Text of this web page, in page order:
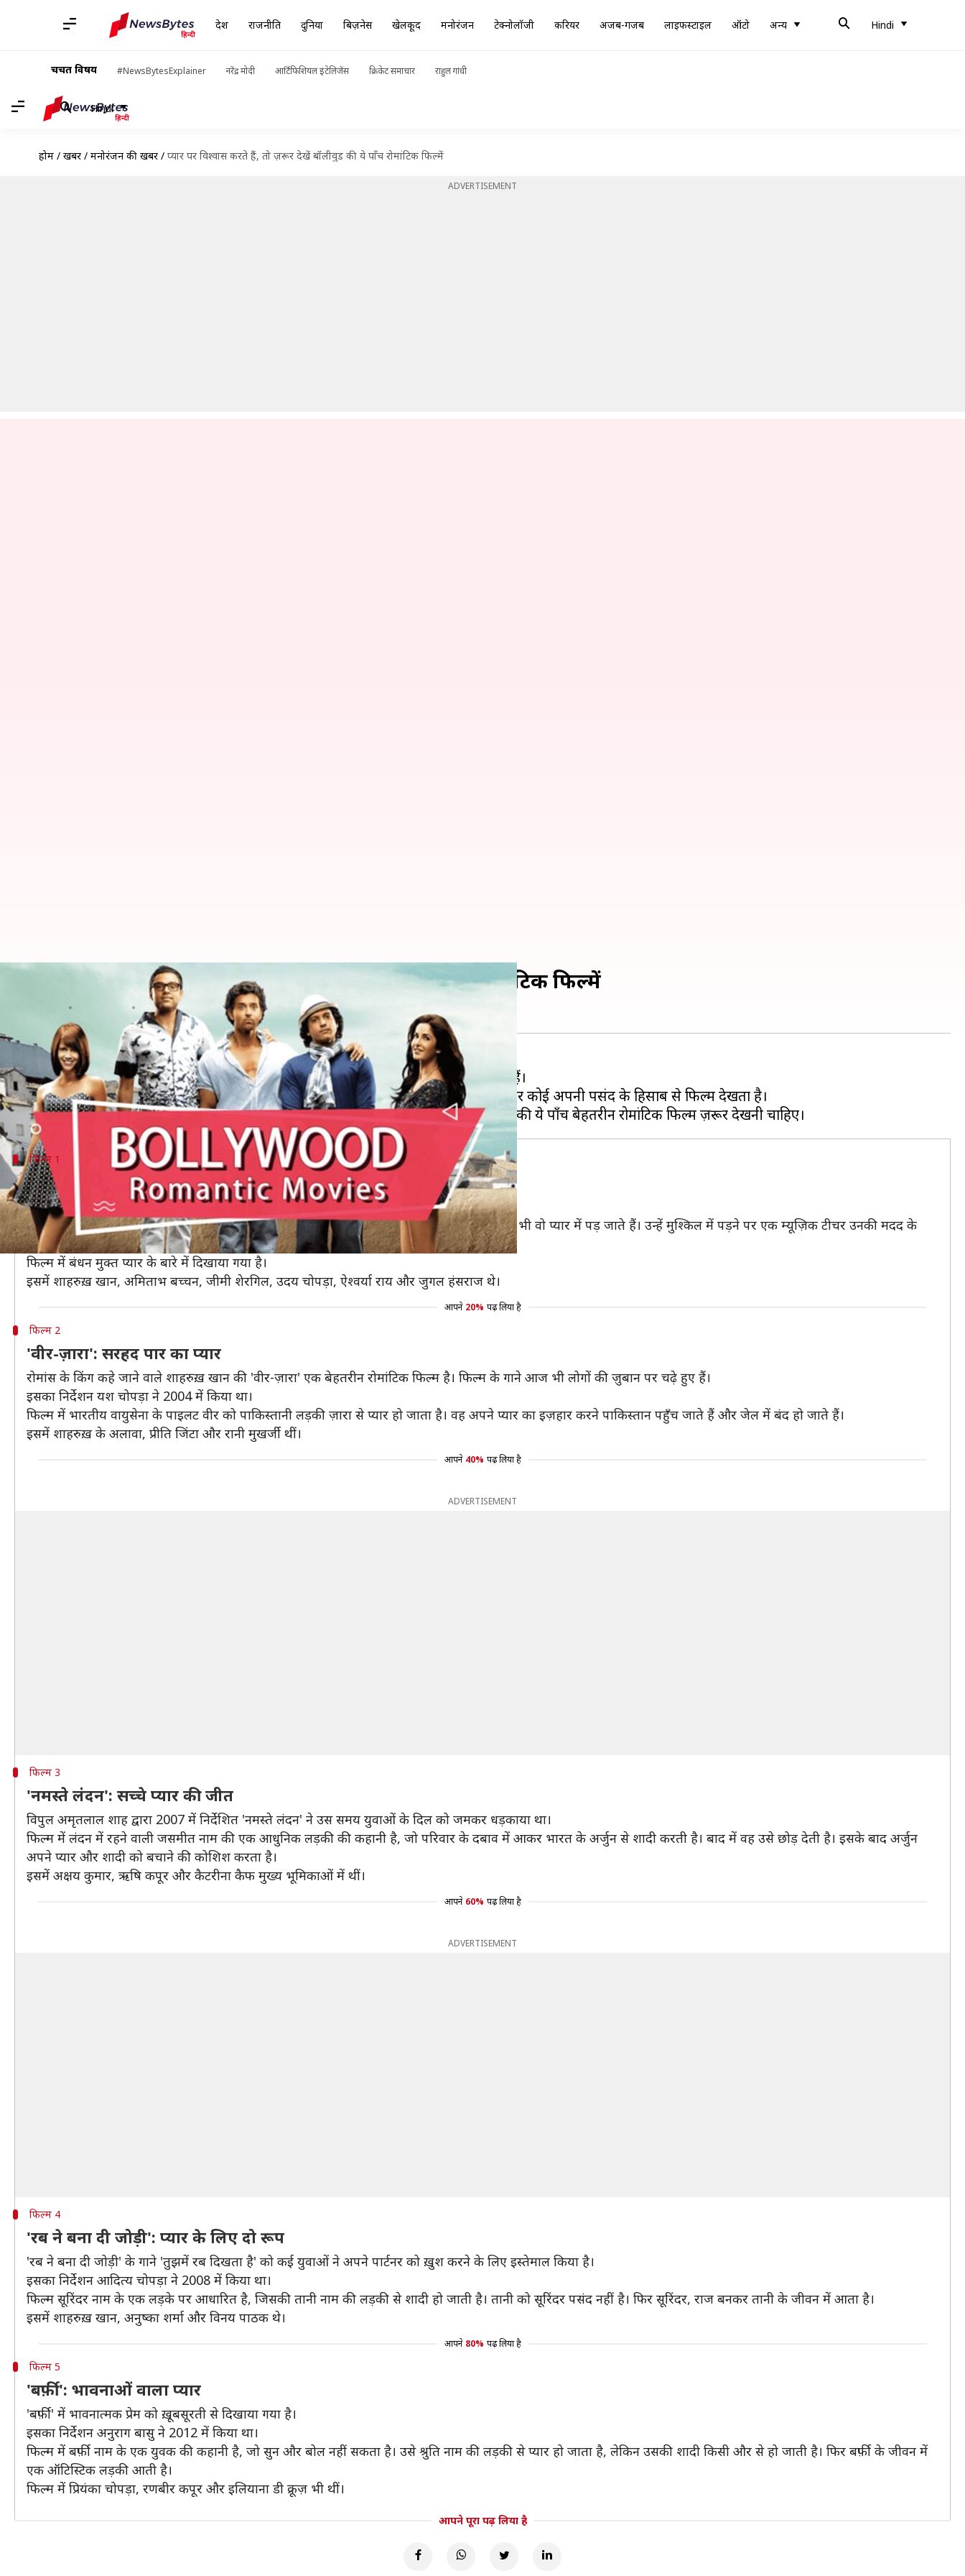
देश राजनीति दुनिया बिज़नेस खेलकूद मनोरंजन टेक्नोलॉजी करियर अजब-गजब लाइफस्टाइल ऑटो अन्य Hindi
चर्चित विषय #NewsBytesExplainer नरेंद्र मोदी आर्टिफिशियल इंटेलिजेंस क्रिकेट समाचार राहुल गांधी
Hindi
होम / खबरें / मनोरंजन की खबरें / प्यार पर विश्वास करते हैं, तो ज़रूर देखें बॉलीवुड की ये पाँच रोमांटिक फिल्में
ADVERTISEMENT
प्यार पर विश्वास करते हैं, तो ज़रूर देखें बॉलीवुड की ये पाँच रोमांटिक फिल्में
09:49 am
क्या है खबर?
बॉलीवुड में हर साल सैकड़ों फिल्में बनती हैं, उनमें से कुछ सुपरहिट होती हैं, तो कुछ फ़्लॉप हो जाती हैं।
बॉलीवुड में हर तरह की फिल्में जैसे रोमांटिक, ड्रामा, राजनीतिक, ऐक्शन और हॉरर फिल्में बनती हैं। हर कोई अपनी पसंद के हिसाब से फिल्में देखता है।
फिल्म 1
'मोहब्बतें': बंधनों को तोड़कर प्यार
'मोहब्बतें' का निर्देशन आदित्य चोपड़ा ने 2000 में किया था।
इसमें तीन छात्रों की कहानी है, जो गुरुकुल में पढ़ने के लिए आते हैं। वहाँ प्यार करने की मनाही होने के बाद भी वो प्यार में पड़ जाते हैं। उन्हें मुश्किल में पड़ने पर एक म्यूज़िक टीचर उनकी मदद के
लिए आता है।
फिल्म में बंधन मुक्त प्यार के बारे में दिखाया गया है।
इसमें शाहरुख़ खान, अमिताभ बच्चन, जीमी शेरगिल, उदय चोपड़ा, ऐश्वर्या राय और जुगल हंसराज थे।
आपने 20% पढ़ लिया है
फिल्म 2
'वीर-ज़ारा': सरहद पार का प्यार
रोमांस के किंग कहे जाने वाले शाहरुख़ खान की 'वीर-ज़ारा' एक बेहतरीन रोमांटिक फिल्म है। फिल्म के गाने आज भी लोगों की ज़ुबान पर चढ़े हुए हैं।
इसका निर्देशन यश चोपड़ा ने 2004 में किया था।
फिल्म में भारतीय वायुसेना के पाइलट वीर को पाकिस्तानी लड़की ज़ारा से प्यार हो जाता है। वह अपने प्यार का इज़हार करने पाकिस्तान पहुँच जाते हैं और जेल में बंद हो जाते हैं।
इसमें शाहरुख़ के अलावा, प्रीति जिंटा और रानी मुखर्जी थीं।
आपने 40% पढ़ लिया है
ADVERTISEMENT
फिल्म 3
'नमस्ते लंदन': सच्चे प्यार की जीत
विपुल अमृतलाल शाह द्वारा 2007 में निर्देशित 'नमस्ते लंदन' ने उस समय युवाओं के दिल को जमकर धड़काया था।
फिल्म में लंदन में रहने वाली जसमीत नाम की एक आधुनिक लड़की की कहानी है, जो परिवार के दबाव में आकर भारत के अर्जुन से शादी करती है। बाद में वह उसे छोड़ देती है। इसके बाद अर्जुन
अपने प्यार और शादी को बचाने की कोशिश करता है।
इसमें अक्षय कुमार, ऋषि कपूर और कैटरीना कैफ मुख्य भूमिकाओं में थीं।
आपने 60% पढ़ लिया है
ADVERTISEMENT
फिल्म 4
'रब ने बना दी जोड़ी': प्यार के लिए दो रूप
'रब ने बना दी जोड़ी' के गाने 'तुझमें रब दिखता है' को कई युवाओं ने अपने पार्टनर को ख़ुश करने के लिए इस्तेमाल किया है।
इसका निर्देशन आदित्य चोपड़ा ने 2008 में किया था।
फिल्म सूरिंदर नाम के एक लड़के पर आधारित है, जिसकी तानी नाम की लड़की से शादी हो जाती है। तानी को सूरिंदर पसंद नहीं है। फिर सूरिंदर, राज बनकर तानी के जीवन में आता है।
इसमें शाहरुख़ खान, अनुष्का शर्मा और विनय पाठक थे।
आपने 80% पढ़ लिया है
फिल्म 5
'बर्फ़ी': भावनाओं वाला प्यार
'बर्फ़ी' में भावनात्मक प्रेम को ख़ूबसूरती से दिखाया गया है।
इसका निर्देशन अनुराग बासु ने 2012 में किया था।
फिल्म में बर्फ़ी नाम के एक युवक की कहानी है, जो सुन और बोल नहीं सकता है। उसे श्रुति नाम की लड़की से प्यार हो जाता है, लेकिन उसकी शादी किसी और से हो जाती है। फिर बर्फ़ी के जीवन में
एक ऑटिस्टिक लड़की आती है।
फिल्म में प्रियंका चोपड़ा, रणबीर कपूर और इलियाना डी क्रूज़ भी थीं।
आपने पूरा पढ़ लिया है